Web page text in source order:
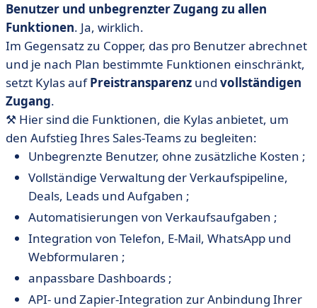
Benutzer und unbegrenzter Zugang zu allen
Funktionen. Ja, wirklich.
Im Gegensatz zu Copper, das pro Benutzer abrechnet
und je nach Plan bestimmte Funktionen einschränkt,
setzt Kylas aufPreistransparenz und vollständigen
Zugang.
⚒️ Hier sind die Funktionen, die Kylas anbietet, um
den Aufstieg Ihres Sales-Teams zu begleiten:
Unbegrenzte Benutzer, ohne zusätzliche Kosten ;
Vollständige Verwaltung der Verkaufspipeline,
Deals, Leads und Aufgaben ;
Automatisierungen von Verkaufsaufgaben ;
Integration von Telefon, E-Mail, WhatsApp und
Webformularen ;
anpassbare Dashboards ;
API- und Zapier-Integration zur Anbindung Ihrer